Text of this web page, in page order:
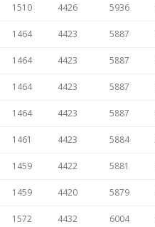
1510 4426 5936
1464 4423 5887
1464 4423 5887
1464 4423 5887
1464 4423 5887
1461 4423 5884
1459 4422 5881
1459 4420 5879
1572 4432 6004